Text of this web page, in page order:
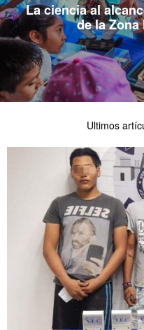
La ciencia al
de la Zona
Ultimos